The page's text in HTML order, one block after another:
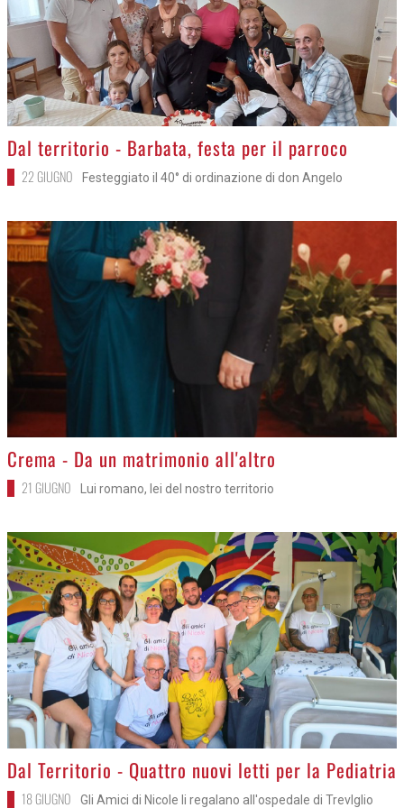
>
Dal territorio - Barbata, festa per il parroco
22 GIUGNO Festeggiato il 40° di ordinazione di don Angelo
>
Crema - Da un matrimonio all'altro
21 GIUGNO Lui romano, lei del nostro territorio
>
Dal Territorio - Quattro nuovi letti per la Pediatria
18 GIUGNO Gli Amici di Nicole li regalano all'ospedale di Trevlglio